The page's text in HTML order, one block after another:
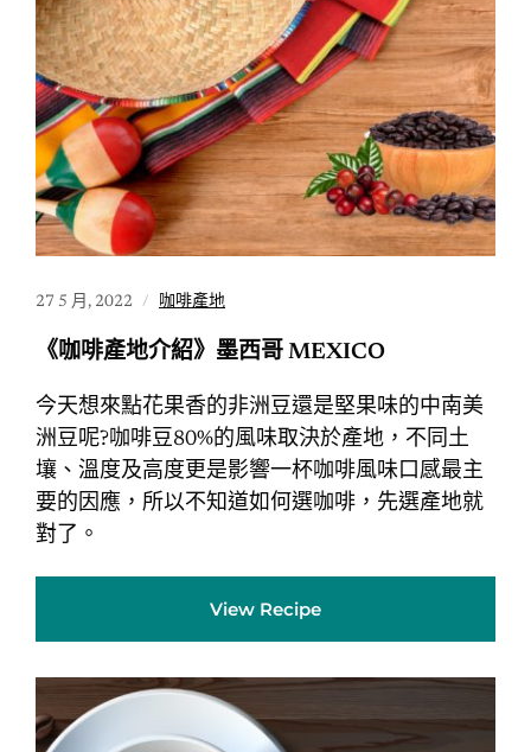
27 5 月, 2022 咖啡產地
《咖啡產地介紹》墨西哥 MEXICO
今天想來點花果香的非洲豆還是堅果味的中南美
洲豆呢?咖啡豆80%的風味取決於產地，不同土
壤、溫度及高度更是影響一杯咖啡風味口感最主
要的因應，所以不知道如何選咖啡，先選產地就
對了。
View Recipe